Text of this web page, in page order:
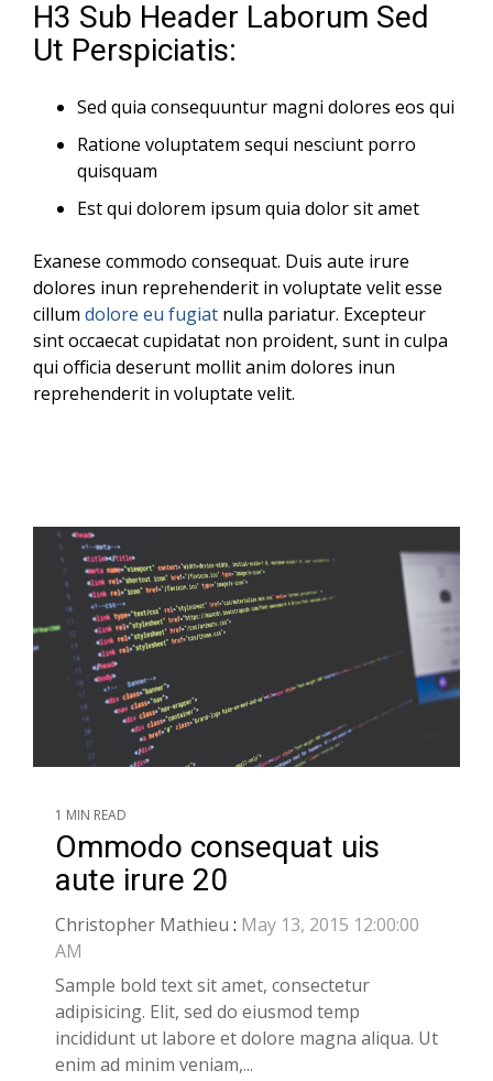
H3 Sub Header Laborum Sed
Ut Perspiciatis:
Sed quia consequuntur magni dolores eos qui
Ratione voluptatem sequi nesciunt porro
quisquam
Est qui dolorem ipsum quia dolor sit amet
Exanese commodo consequat. Duis aute irure
dolores inun reprehenderit in voluptate velit esse
cillum dolore eu fugiat nulla pariatur. Excepteur
sint occaecat cupidatat non proident, sunt in culpa
qui officia deserunt mollit anim dolores inun
reprehenderit in voluptate velit.
1 MIN READ
Ommodo consequat uis
aute irure 20
Christopher Mathieu : May 13, 2015 12:00:00
AM
Sample bold text sit amet, consectetur
adipisicing. Elit, sed do eiusmod temp
incididunt ut labore et dolore magna aliqua. Ut
enim ad minim veniam,...